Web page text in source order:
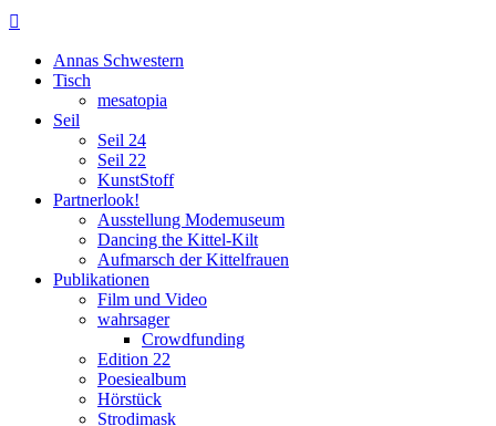

Annas Schwestern
Tisch
mesatopia
Seil
Seil 24
Seil 22
KunstStoff
Partnerlook!
Ausstellung Modemuseum
Dancing the Kittel-Kilt
Aufmarsch der Kittelfrauen
Publikationen
Film und Video
wahrsager
Crowdfunding
Edition 22
Poesiealbum
Hörstück
Strodimask